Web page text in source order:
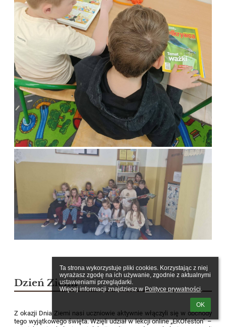
Ta strona wykorzystuje pliki cookies. Korzystając z niej
wyrażasz zgodę na ich używanie, zgodnie z aktualnymi
ustawieniami przeglądarki.
Więcej informacji znajdziesz w Polityce prywatności.
OK
Dzień Ziemi
Z okazji Dnia Ziemi nasi uczniowie aktywnie włączyli się w obchody
tego wyjątkowego święta. Wzięli udział w lekcji online „EKOfeston” –